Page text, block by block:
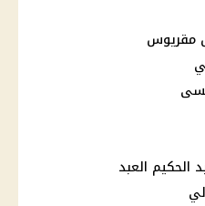
مقريوس
العبد